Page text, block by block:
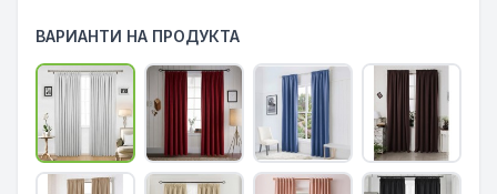
ВАРИАНТИ НА ПРОДУКТА